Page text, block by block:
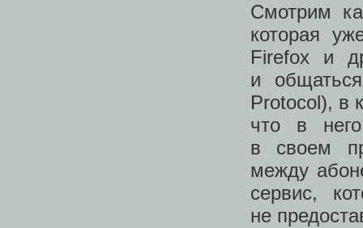
Смотрим
которая
Firefox и
и
Protocol), в
что в
в своем
между
сервис,
не